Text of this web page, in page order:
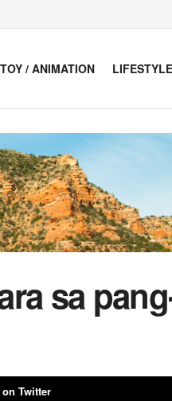
TOY / ANIMATION LIFESTYLE
sa
Twitter